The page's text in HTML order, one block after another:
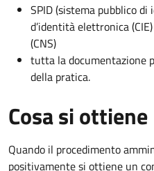
SPID (sistema pubblico
d’identità elettronica
(CNS)
tutta la documentazione
della pratica.
Cosa si ottiene
Quando il procedimento
positivamente si ottiene un